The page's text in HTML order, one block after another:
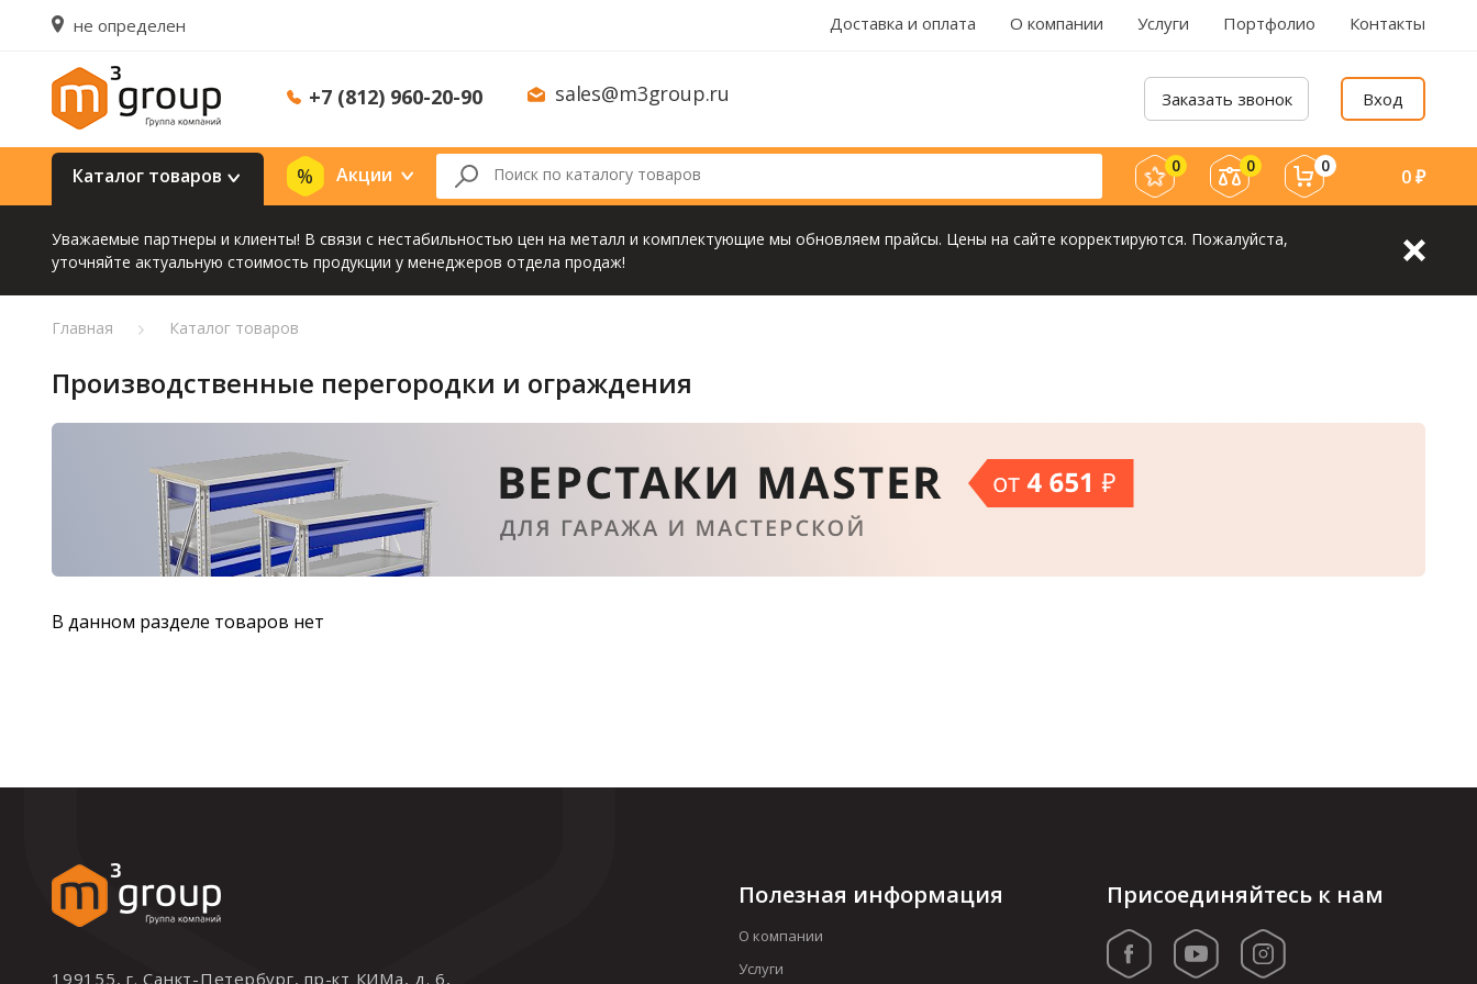
не определен Доставка и оплата О компании Услуги Портфолио Контакты
+7 (812) 960-20-90 sales@m3group.ru Заказать звонок Вход
Каталог товаров Акции 0 0 0 0₽
Уважаемые партнеры и клиенты! В связи с нестабильностью цен на металл и комплектующие мы обновляем прайсы. Цены на сайте корректируются. Пожалуйста,
уточняйте актуальную стоимость продукции у менеджеров отдела продаж!
Главная Каталог товаров
Производственные перегородки и ограждения
В данном разделе товаров нет
199155, г. Санкт-Петербург, пр-кт КИМа, д. 6,
Полезная информация
О компании
Услуги
Присоединяйтесь к нам